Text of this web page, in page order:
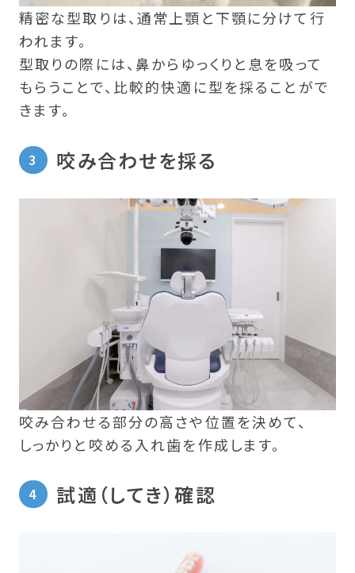
精密な型取りは、通常上顎と下顎に分けて行
われます。
型取りの際には、鼻からゆっくりと息を吸って
もらうことで、比較的快適に型を採ることがで
きます。
咬み合わせを採る
咬み合わせる部分の高さや位置を決めて、
しっかりと咬める入れ歯を作成します。
試適（してき）確認